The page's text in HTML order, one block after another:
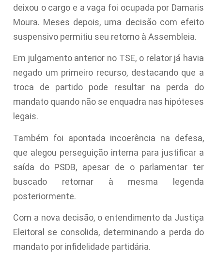
deixou o cargo e a vaga foi ocupada por Damaris
Moura. Meses depois, uma decisão com efeito
suspensivo permitiu seu retorno à Assembleia.
Em julgamento anterior no TSE, o relator já havia
negado um primeiro recurso, destacando que a
troca de partido pode resultar na perda do
mandato quando não se enquadra nas hipóteses
legais.
Também foi apontada incoerência na defesa,
que alegou perseguição interna para justificar a
saída do PSDB, apesar de o parlamentar ter
buscado retornar à mesma legenda
posteriormente.
Com a nova decisão, o entendimento da Justiça
Eleitoral se consolida, determinando a perda do
mandato por infidelidade partidária.